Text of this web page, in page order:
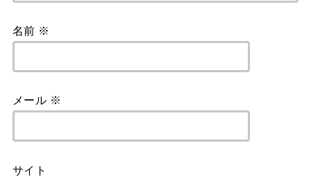
名前 ※
メール ※
サイト